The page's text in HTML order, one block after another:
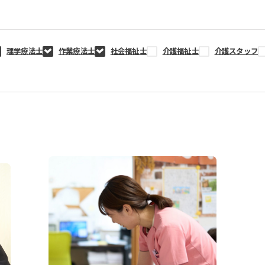
理学療法士 作業療法士 社会福祉士 介護福祉士 介護スタッフ